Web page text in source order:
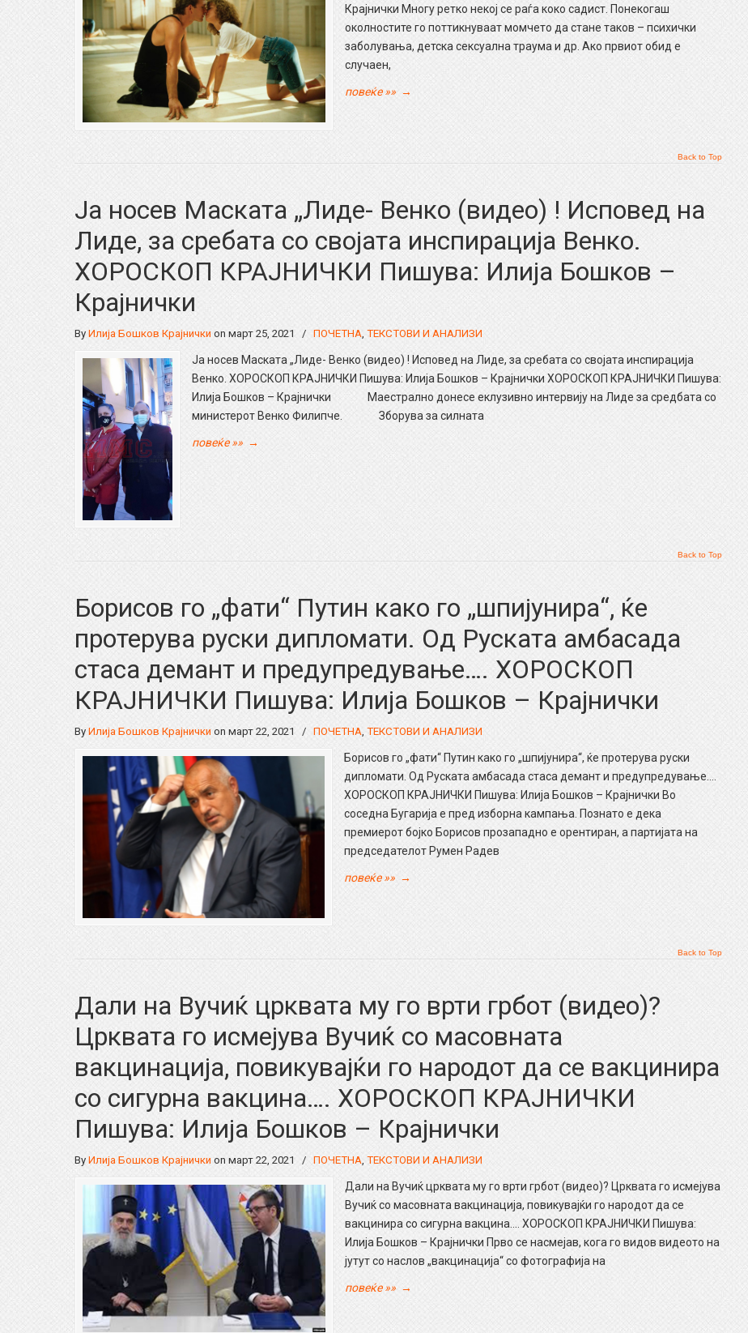
Крајнички Многу ретко некој се раѓа коко садист. Понекогаш
околностите го поттикнуваат момчето да стане таков – психички
заболувања, детска сексуална траума и др. Ако првиот обид е
случаен,
повеќе »» →
Back to Top
Ја носев Маската „Лиде- Венко (видео) ! Исповед на
Лиде, за сребата со својата инспирација Венко.
ХОРОСКОП КРАЈНИЧКИ Пишува: Илија Бошков –
Крајнички
By Илија Бошков Крајнички on март 25, 2021 / ПОЧЕТНА ТЕКСТОВИ И АНАЛИЗИ
Ја носев Маската „Лиде- Венко (видео) ! Исповед на Лиде, за сребата со својата инспирација
Венко. ХОРОСКОП КРАЈНИЧКИ Пишува: Илија Бошков – Крајнички ХОРОСКОП КРАЈНИЧКИ Пишува:
Илија Бошков – Крајнички Маестрално донесе еклузивно интервију на Лиде за средбата со
министерот Венко Филипче. Зборува за силната
повеќе »» →
Back to Top
Борисов го „фати“ Путин како го „шпијунира“, ќе
протерува руски дипломати. Од Руската амбасада
стаса демант и предупредување…. ХОРОСКОП
КРАЈНИЧКИ Пишува: Илија Бошков – Крајнички
By Илија Бошков Крајнички on март 22, 2021 / ПОЧЕТНА ТЕКСТОВИ И АНАЛИЗИ
Борисов го „фати“ Путин како го „шпијунира“, ќе протерува руски
дипломати. Од Руската амбасада стаса демант и предупредување….
ХОРОСКОП КРАЈНИЧКИ Пишува: Илија Бошков – Крајнички Во
соседна Бугарија е пред изборна кампања. Познато е дека
премиерот бојко Борисов прозападно е орентиран, а партијата на
председателот Румен Радев
повеќе »» →
Back to Top
Дали на Вучиќ црквата му го врти грбот (видео)?
Црквата го исмејува Вучиќ со масовната
вакцинација, повикувајќи го народот да се вакцинира
со сигурна вакцина…. ХОРОСКОП КРАЈНИЧКИ
Пишува: Илија Бошков – Крајнички
By Илија Бошков Крајнички on март 22, 2021 / ПОЧЕТНА ТЕКСТОВИ И АНАЛИЗИ
Дали на Вучиќ црквата му го врти грбот (видео)? Црквата го исмејува
Вучиќ со масовната вакцинација, повикувајќи го народот да се
вакцинира со сигурна вакцина…. ХОРОСКОП КРАЈНИЧКИ Пишува:
Илија Бошков – Крајнички Прво се насмејав, кога го видов видеото на
јутут со наслов „вакцинација“ со фотографија на
повеќе »» →